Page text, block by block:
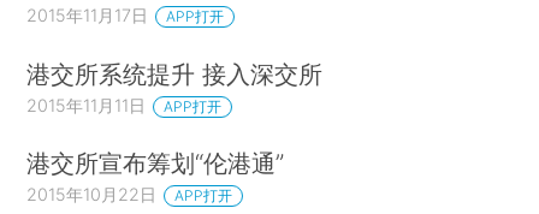
2015年11月17日 APP打开
港交所系统提升 接入深交所
2015年11月11日 APP打开
港交所宣布筹划“伦港通”
2015年10月22日 APP打开